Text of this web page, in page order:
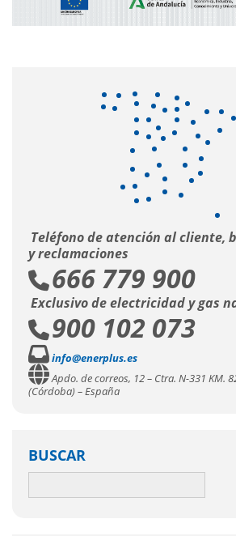
Teléfono de atención al cliente,
y reclamaciones
666 779 900
Exclusivo de electricidad y gas
900 102 073
info@enerplus.es
Apdo. de correos, 12 – Ctra. N-331 KM.
(Córdoba) – España
BUSCAR